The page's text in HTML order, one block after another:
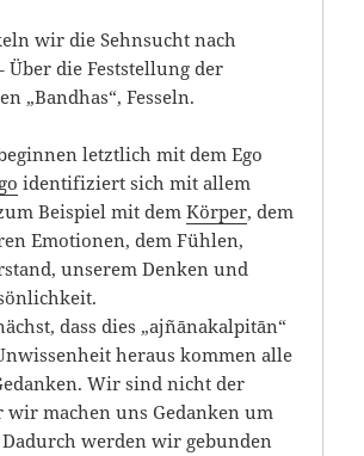
wir die Sehnsucht nach
Über die Feststellung der
„Bandhas“, Fesseln.
letztlich mit dem Ego
identifiziert sich mit allem
Beispiel mit demKörper, dem
Emotionen, dem Fühlen,
unserem Denken und
dass dies „ajñānakalpitān“
heraus kommen alle
Wir sind nicht der
wir machen uns Gedanken um
werden wir gebunden